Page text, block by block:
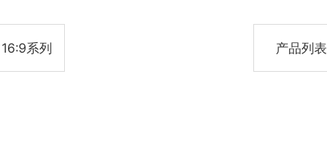
系列 产品列表